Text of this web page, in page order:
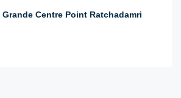
Grande Centre Point Ratchadamri